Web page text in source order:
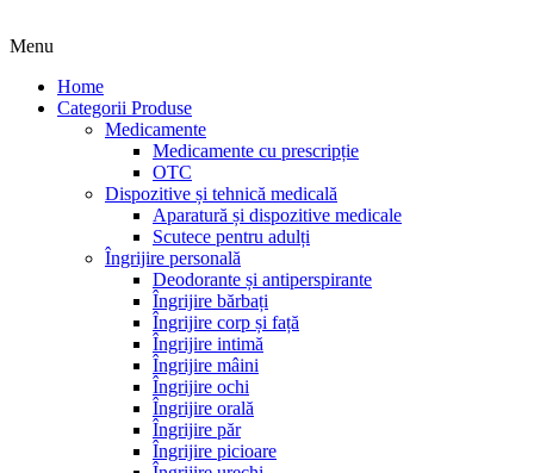
Menu
Home
Categorii Produse
Medicamente
Medicamente cu prescripție
OTC
Dispozitive și tehnică medicală
Aparatură și dispozitive medicale
Scutece pentru adulți
Îngrijire personală
Deodorante și antiperspirante
Îngrijire bărbați
Îngrijire corp și față
Îngrijire intimă
Îngrijire mâini
Îngrijire ochi
Îngrijire orală
Îngrijire păr
Îngrijire picioare